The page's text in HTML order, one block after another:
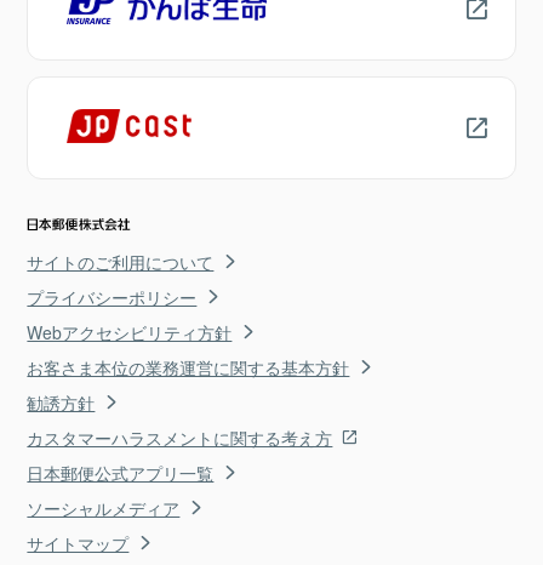
サイトのご利用について
プライバシーポリシー
Webアクセシビリティ方針
お客さま本位の業務運営に関する基本方針
勧誘方針
カスタマーハラスメントに関する考え方
日本郵便公式アプリ一覧
ソーシャルメディア
サイトマップ